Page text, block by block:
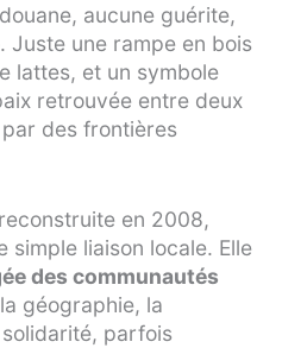
aucune guérite,
Juste une rampe en bois
lattes, et un symbole
retrouvée entre deux
des frontières
en 2008,
simple liaison locale. Elle
des communautés
géographie, la
parfois